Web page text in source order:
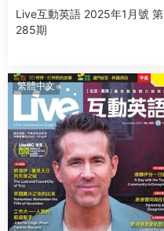
Live互動英語 2025年1月號 第
285期
繁體中文